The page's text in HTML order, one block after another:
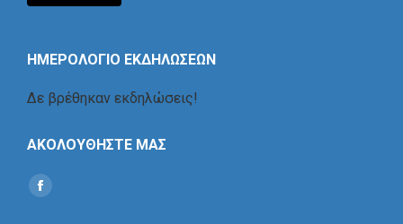
ΗΜΕΡΟΛΟΓΙΟ ΕΚΔΗΛΩΣΕΩΝ
Δε βρέθηκαν εκδηλώσεις!
ΑΚΟΛΟΥΘΗΣΤΕ ΜΑΣ
Find us on:
Social